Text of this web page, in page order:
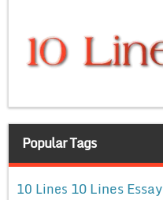
Popular Tags
10 Lines 10 Lines Essay